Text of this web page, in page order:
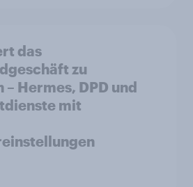
das
zu
Hermes, DPD und
mit